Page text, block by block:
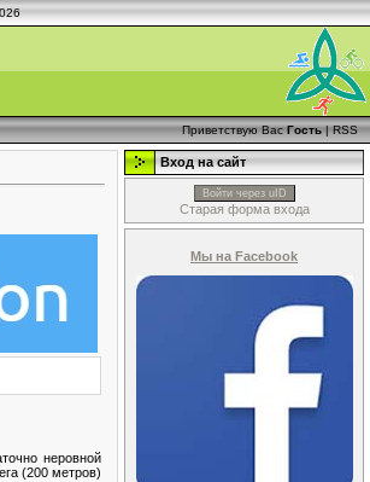
Приветствую Вас Гость|RSS
неровной
(200 метров)
Вход на сайт
Войти через uID
Старая форма входа
Мы на Facebook